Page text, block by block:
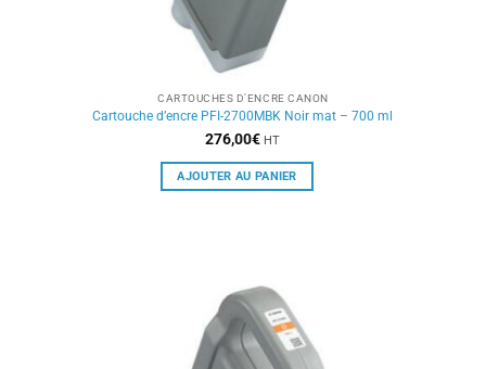
CARTOUCHES D'ENCRE CANON
Cartouche d’encre PFI-2700MBK Noir mat – 700 ml
276,00€ HT
AJOUTER AU PANIER